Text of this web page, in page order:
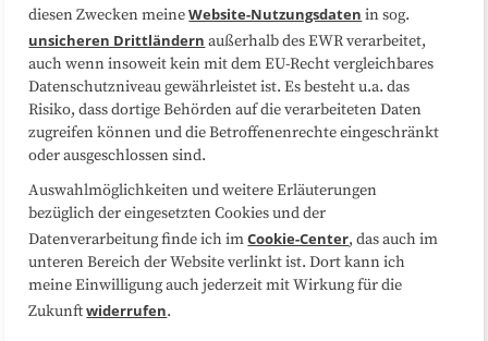
Folgen Sie uns
diesen Zwecken meineWebsite-Nutzungsdaten in sog.
unsicheren Drittländern außerhalb des EWR verarbeitet,
auch wenn insoweit kein mit dem EU-Recht vergleichbares
Datenschutzniveau gewährleistet ist. Es besteht u.a. das
Risiko, dass dortige Behörden auf die verarbeiteten Daten
zugreifen können und die Betroffenenrechte eingeschränkt
oder ausgeschlossen sind.
Auswahlmöglichkeiten und weitere Erläuterungen
bezüglich der eingesetzten Cookies und der
Datenverarbeitung finde ich imCookie-Center, das auch im
unteren Bereich der Website verlinkt ist. Dort kann ich
meine Einwilligung auch jederzeit mit Wirkung für die
Zukunftwiderrufen.